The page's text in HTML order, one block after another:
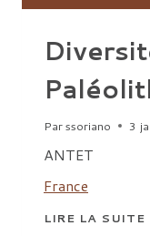
Parssoriano 3
ANTET
France
LIRE LA SUITE